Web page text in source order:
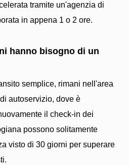
tramite un'agenzia di
in appena 1 o 2 ore.
hanno bisogno di un
semplice, rimani nell'area
autoservizio, dove è
il check-in dei
possono solitamente
visto di 30 giorni per superare